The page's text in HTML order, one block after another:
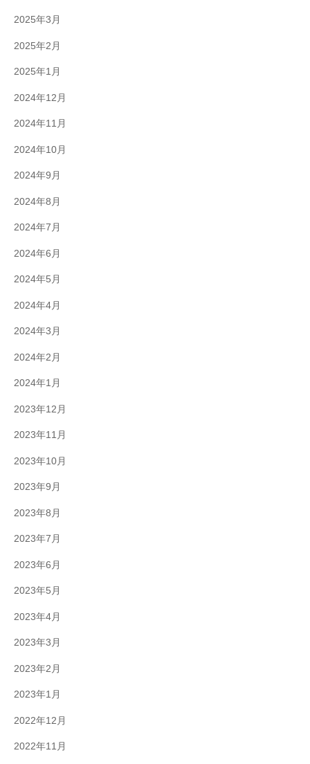
2025年3月
2025年2月
2025年1月
2024年12月
2024年11月
2024年10月
2024年9月
2024年8月
2024年7月
2024年6月
2024年5月
2024年4月
2024年3月
2024年2月
2024年1月
2023年12月
2023年11月
2023年10月
2023年9月
2023年8月
2023年7月
2023年6月
2023年5月
2023年4月
2023年3月
2023年2月
2023年1月
2022年12月
2022年11月